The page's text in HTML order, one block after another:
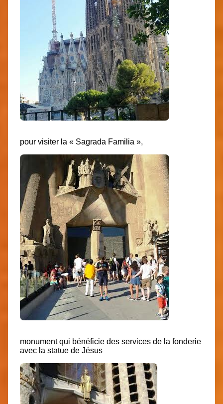
pour visiter la « Sagrada Familia »,
monument qui bénéficie des services de la fonderie
avec la statue de Jésus